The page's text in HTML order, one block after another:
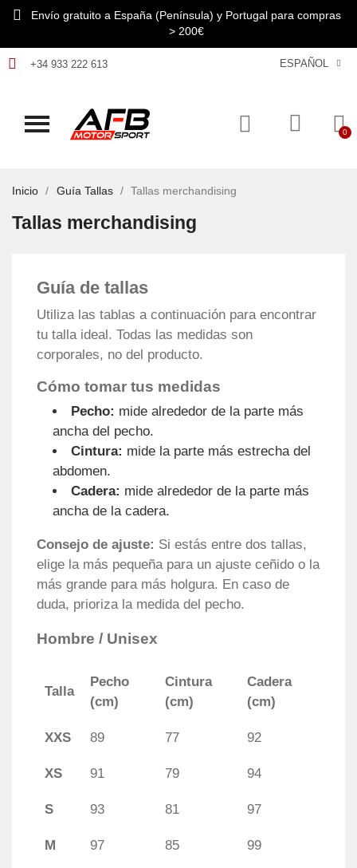
Envío gratuito a España (Península) y Portugal para compras
> 200€
+34 933 222 613 ESPAÑOL
Inicio Guía Tallas Tallas merchandising
Tallas merchandising
Guía de tallas
Utiliza las tablas a continuación para encontrar
tu talla ideal. Todas las medidas son
corporales, no del producto.
Cómo tomar tus medidas
Pecho: mide alrededor de la parte más
ancha del pecho.
Cintura: mide la parte más estrecha del
abdomen.
Cadera: mide alrededor de la parte más
ancha de la cadera.
Consejo de ajuste: Si estás entre dos tallas,
elige la más pequeña para un ajuste ceñido o la
más grande para más holgura. En caso de
duda, prioriza la medida del pecho.
Hombre / Unisex
Talla
Pecho
(cm)
Cintura
(cm)
Cadera
(cm)
XXS 89 77 92
XS 91 79 94
S 93 81 97
M 97 85 99